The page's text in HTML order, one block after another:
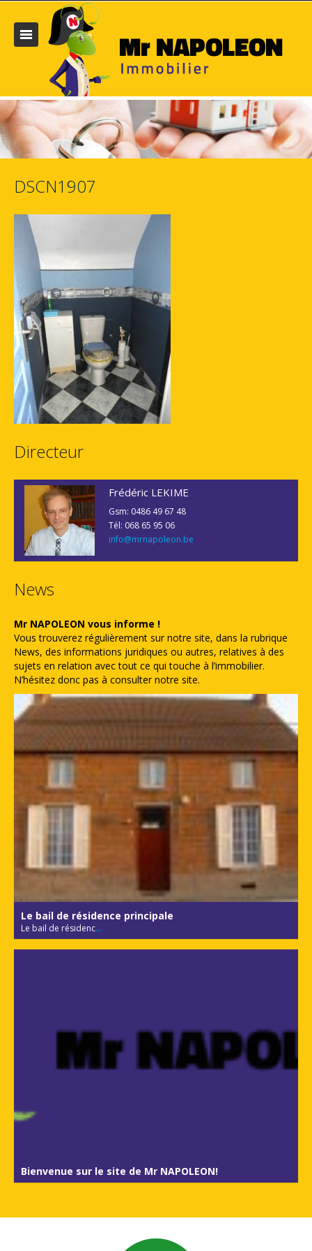
DSCN1907
Directeur
Frédéric LEKIME
Gsm: 0486 49 67 48
Tél: 068 65 95 06
info@mrnapoleon.be
News
Mr NAPOLEON vous informe !
Vous trouverez régulièrement sur notre site, dans la rubrique
News, des informations juridiques ou autres, relatives à des
sujets en relation avec tout ce qui touche à l’immobilier.
N’hésitez donc pas à consulter notre site.
Le bail de résidence principale
Le bail de résidenc...
Bienvenue sur le site de Mr NAPOLEON!